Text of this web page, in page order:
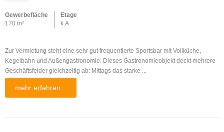
Gewerbefläche
170 m²
Etage
k.A.
Zur Vermietung steht eine sehr gut frequentierte Sportsbar mit Vollküche,
Kegelbahn und Außengastronomie. Dieses Gastronomieobjekt deckt mehrere
Geschäftsfelder gleichzeitig ab: Mittags das starke ...
mehr erfahren...